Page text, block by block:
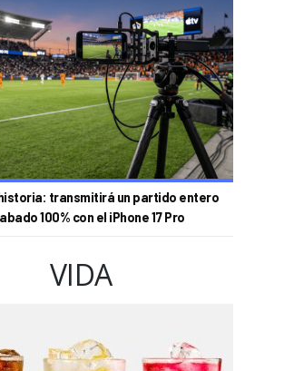
transmitirá un partido entero
100% con el iPhone 17 Pro
VIDA